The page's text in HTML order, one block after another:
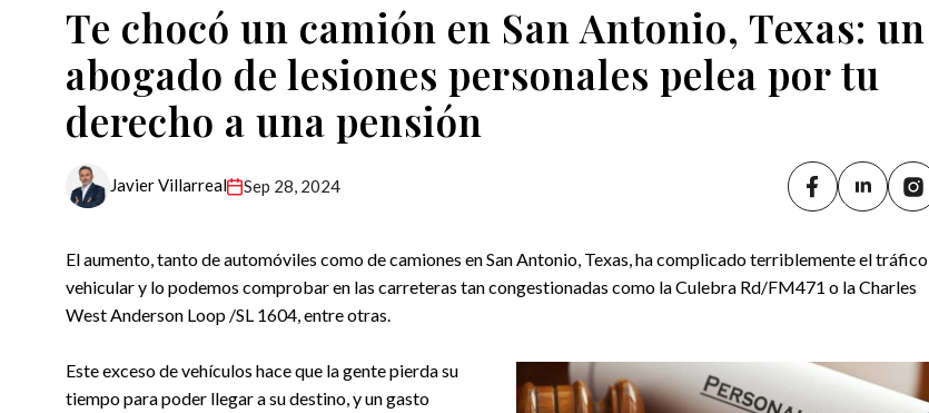
Te chocó un camión en San Antonio, Texas: un
abogado de lesiones personales pelea por tu
derecho a una pensión
Javier Villarreal Sep 28, 2024
El aumento, tanto de automóviles como de camiones en San Antonio, Texas, ha complicado terriblemente el tráfico
vehicular y lo podemos comprobar en las carreteras tan congestionadas como la Culebra Rd/FM471 o la Charles
West Anderson Loop /SL 1604, entre otras.
Este exceso de vehículos hace que la gente pierda su
tiempo para poder llegar a su destino, y un gasto